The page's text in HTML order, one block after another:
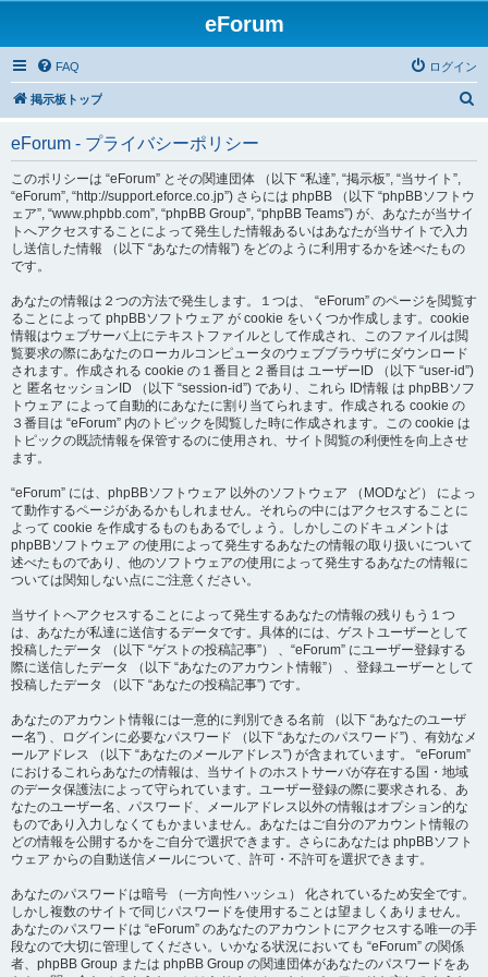
eForum
FAQ ログイン
掲示板トップ
eForum - プライバシーポリシー
このポリシーは “eForum” とその関連団体 （以下 “私達”, “掲示板”, “当サイト”,
“eForum”, “http://support.eforce.co.jp”) さらには phpBB （以下 “phpBBソフトウ
ェア”, “www.phpbb.com”, “phpBB Group”, “phpBB Teams”) が、あなたが当サイ
トへアクセスすることによって発生した情報あるいはあなたが当サイトで入力
し送信した情報 （以下 “あなたの情報”) をどのように利用するかを述べたもの
です。
あなたの情報は２つの方法で発生します。１つは、 “eForum” のページを閲覧す
ることによって phpBBソフトウェア が cookie をいくつか作成します。cookie
情報はウェブサーバ上にテキストファイルとして作成され、このファイルは閲
覧要求の際にあなたのローカルコンピュータのウェブブラウザにダウンロード
されます。作成される cookie の１番目と２番目は ユーザーID （以下 “user-id”)
と 匿名セッションID （以下 “session-id”) であり、これら ID情報 は phpBBソフ
トウェア によって自動的にあなたに割り当てられます。作成される cookie の
３番目は “eForum” 内のトピックを閲覧した時に作成されます。この cookie は
トピックの既読情報を保管するのに使用され、サイト閲覧の利便性を向上させ
ます。
“eForum” には、phpBBソフトウェア 以外のソフトウェア （MODなど） によっ
て動作するページがあるかもしれません。それらの中にはアクセスすることに
よって cookie を作成するものもあるでしょう。しかしこのドキュメントは
phpBBソフトウェア の使用によって発生するあなたの情報の取り扱いについて
述べたものであり、他のソフトウェアの使用によって発生するあなたの情報に
ついては関知しない点にご注意ください。
当サイトへアクセスすることによって発生するあなたの情報の残りもう１つ
は、あなたが私達に送信するデータです。具体的には、ゲストユーザーとして
投稿したデータ （以下 “ゲストの投稿記事”） 、“eForum” にユーザー登録する
際に送信したデータ （以下 “あなたのアカウント情報”） 、登録ユーザーとして
投稿したデータ （以下 “あなたの投稿記事”) です。
あなたのアカウント情報には一意的に判別できる名前 （以下 “あなたのユーザ
ー名”) 、ログインに必要なパスワード （以下 “あなたのパスワード”) 、有効なメ
ールアドレス （以下 “あなたのメールアドレス”) が含まれています。 “eForum”
におけるこれらあなたの情報は、当サイトのホストサーバが存在する国・地域
のデータ保護法によって守られています。ユーザー登録の際に要求される、あ
なたのユーザー名、パスワード、メールアドレス以外の情報はオプション的な
ものであり入力しなくてもかまいません。あなたはご自分のアカウント情報の
どの情報を公開するかをご自分で選択できます。さらにあなたは phpBBソフト
ウェア からの自動送信メールについて、許可・不許可を選択できます。
あなたのパスワードは暗号 （一方向性ハッシュ） 化されているため安全です。
しかし複数のサイトで同じパスワードを使用することは望ましくありません。
あなたのパスワードは “eForum” のあなたのアカウントにアクセスする唯一の手
段なので大切に管理してください。いかなる状況においても “eForum” の関係
者、phpBB Group または phpBB Group の関連団体があなたのパスワードをあ